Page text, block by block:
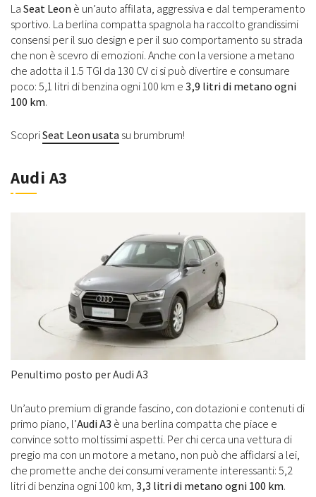
LaSeat Leonè un’auto affilata, aggressiva e dal temperamento
sportivo. La berlina compatta spagnola ha raccolto grandissimi
consensi per il suo design e per il suo comportamento su strada
che non è scevro di emozioni. Anche con la versione a metano
che adotta il 1.5 TGI da 130 CV ci si può divertire e consumare
poco: 5,1 litri di benzina ogni 100 km e3,9 litri di metano ogni
100 km.
ScopriSeat Leon usatasu brumbrum!
Audi A3
Penultimo posto per Audi A3
Un’auto premium di grande fascino, con dotazioni e contenuti di
primo piano, l’Audi A3 è una berlina compatta che piace e
convince sotto moltissimi aspetti. Per chi cerca una vettura di
pregio ma con un motore a metano, non può che affidarsi a lei,
che promette anche dei consumi veramente interessanti: 5,2
litri di benzina ogni 100 km,3,3 litri di metano ogni 100 km.